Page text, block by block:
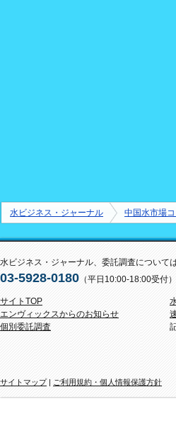
水ビジネス・ジャーナル 中国水市場
水ビジネス・ジャーナル、委託調査について
03-5928-0180 （平日10:00-18:00受付
サイトTOP
エンヴィックスからのお知らせ
個別委託調査
サイトマップ| ご利用規約・個人情報保護方針